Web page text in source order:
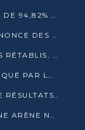
SASSOU N’GUESSO RÉÉLU AVEC PLUS DE 94,82% DES VOIX
PRÉSIDENTIELLE : DESTIN GAVET DÉNONCE DES IRRÉGULARITÉS ET REVENDIQUE LA VICTOIRE
PRÉSIDENTIELLE : LES APPELS ET SMS RÉTABLIS, INTERNET RESTE BLOQUÉ
PRÉSIDENTIELLE A : UN SCRUTIN MARQUÉ PAR LA COUPURE D’INTERNET ET UNE AFFLUENCE TIMIDE À BRAZZAVILLE
PRÉSIDENTIELLE : UN FAUX VISUEL DE RÉSULTATS CIRCULE
RÉSEAUX SOCIAUX ET ÉLECTIONS : UNE ARÈNE NUMÉRIQUE EN PLEINE MUTATION AU CONGO